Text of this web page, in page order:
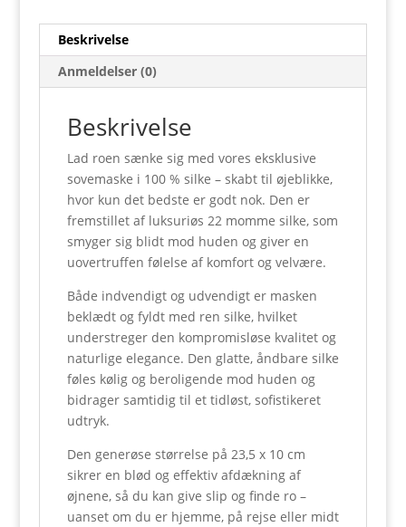
Beskrivelse
Anmeldelser (0)
Beskrivelse
Lad roen sænke sig med vores eksklusive
sovemaske i 100 % silke – skabt til øjeblikke,
hvor kun det bedste er godt nok. Den er
fremstillet af luksuriøs 22 momme silke, som
smyger sig blidt mod huden og giver en
uovertruffen følelse af komfort og velvære.
Både indvendigt og udvendigt er masken
beklædt og fyldt med ren silke, hvilket
understreger den kompromisløse kvalitet og
naturlige elegance. Den glatte, åndbare silke
føles kølig og beroligende mod huden og
bidrager samtidig til et tidløst, sofistikeret
udtryk.
Den generøse størrelse på 23,5 x 10 cm
sikrer en blød og effektiv afdækning af
øjnene, så du kan give slip og finde ro –
uanset om du er hjemme, på rejse eller midt